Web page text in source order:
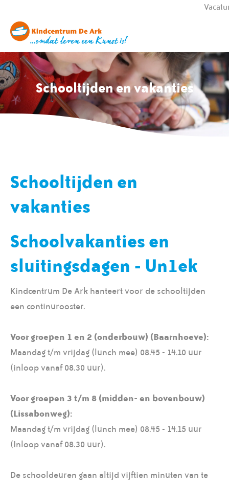
Schooltijden en vakanties
Schooltijden en
vakanties
Schoolvakanties en
sluitingsdagen - Un1ek
Kindcentrum De Ark hanteert voor de schooltijden
een continurooster.
Voor groepen 1 en 2 (onderbouw) (Baarnhoeve):
Maandag t/m vrijdag (lunch mee) 08.45 - 14.10 uur
(inloop vanaf 08.30 uur).
Voor groepen 3 t/m 8 (midden- en bovenbouw)
(Lissabonweg):
Maandag t/m vrijdag (lunch mee) 08.45 - 14.15 uur
(Inloop vanaf 08.30 uur).
De schooldeuren gaan altijd vijftien minuten van te